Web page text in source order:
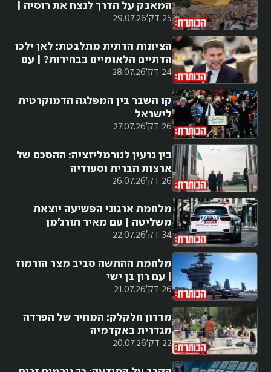
25 דק' 29.07.26
המאבק על הדרך לנצח את רוסיה |
עם יאיר נבות
24 דק' 28.07.26
הציונות הדתית מתלבטת: לאן ילכו
הדתיים הלאומיים בבחירות? | עם
עמיחי אתאלי
26 דק' 27.07.26
קו השבר בין המפלגה הדמוקרטית
לישראל
26 דק' 26.07.26
בין גרעין לנורמליזציה: ההסכם של
ארצות הברית וסעודיה
34 דק' 22.07.26
מלחמת ארגוני הפשיעה יוצאת
משליטה | עם מאיר תורג'מן
26 דק' 21.07.26
מלחמת ההתשה סביב מצר הורמוז
| עם רון בן ישי
22 דק' 20.07.26
מדרון חלקלק: המחיר של הפרדה
מגדרית באקדמיה